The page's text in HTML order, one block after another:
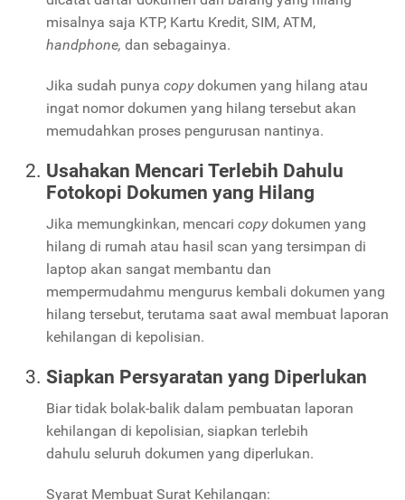
misalnya saja KTP, Kartu Kredit, SIM, ATM,
handphone, dan sebagainya.
Jika sudah punya copydokumen yang hilang atau
ingat nomor dokumen yang hilang tersebut akan
memudahkan proses pengurusan nantinya.
Usahakan Mencari Terlebih Dahulu
Fotokopi Dokumen yang Hilang
Jika memungkinkan, mencari copydokumen yang
hilang di rumah atau hasil scan yang tersimpan di
laptop akan sangat membantu dan
mempermudahmu mengurus kembali dokumen yang
hilang tersebut, terutama saat awal membuat laporan
kehilangan di kepolisian.
Siapkan Persyaratan yang Diperlukan
Biar tidak bolak-balik dalam pembuatan laporan
kehilangan di kepolisian, siapkan terlebih
dahulu seluruh dokumen yang diperlukan.
Syarat Membuat Surat Kehilangan: